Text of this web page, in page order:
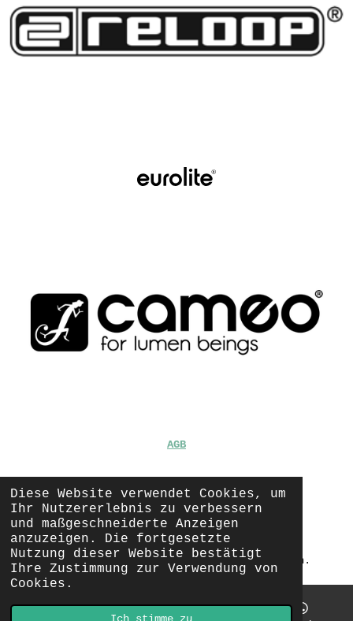
Diese Website verwendet Cookies, um
Ihr Nutzererlebnis zu verbessern
und maßgeschneiderte Anzeigen
anzuzeigen. Die fortgesetzte
Nutzung dieser Website bestätigt
Ihre Zustimmung zur Verwendung von
Cookies.
AGB
Impressum
Datenschutz
© Copyright 2023 - 2024 Alle Rechte vorbehalten.